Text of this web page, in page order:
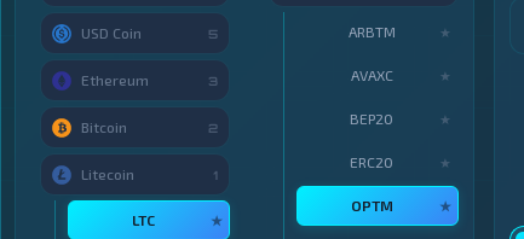
USD Coin 5
Ethereum 3
Bitcoin 2
Litecoin 1
LTC ★
ARBTM ★
AVAXC ★
BEP20 ★
ERC20 ★
OPTM ★